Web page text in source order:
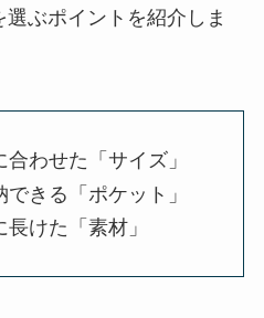
ぶポイントを紹介しま
わせた「サイズ」
きる「ポケット」
けた「素材」